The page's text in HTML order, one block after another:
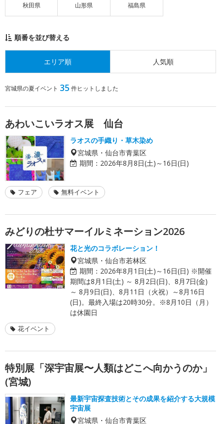
秋田県 山形県 福島県
順番を並び替える
エリア順 人気順
宮城県の夏イベント 35 件ヒットしました
あわいこいラオス展 仙台
ラオスの手織り・草木染め
宮城県・仙台市青葉区
期間： 2026年8月8日(土)～16日(日)
フェア 無料イベント
みどりの杜サマーイルミネーション2026
花と光のコラボレーション！
宮城県・仙台市若林区
期間： 2026年8月1日(土)～16日(日) ※開催
期間は8月1日(土) ～ 8月2日(日)、8月7日(金)
～ 8月9日(日)、8月11日（火祝）～8月16日
(日)。最終入場は20時30分。※8月10日（月）
は休園日
花イベント
特別展「深宇宙展〜人類はどこへ向かうのか」
(宮城)
最新宇宙探査技術とその成果を紹介する大規模
宇宙展
宮城県・仙台市青葉区